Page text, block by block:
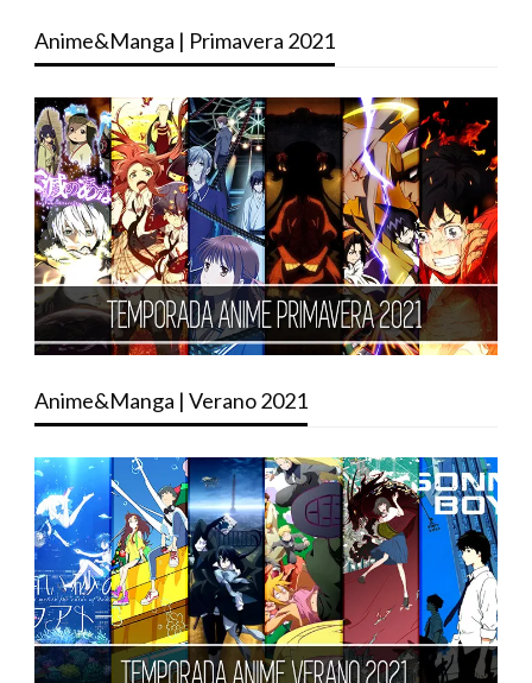
Anime&Manga | Primavera 2021
Anime&Manga | Verano 2021